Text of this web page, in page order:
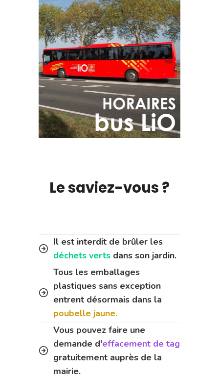
Le saviez-vous ?
Il est interdit de brûler les
déchets verts dans son jardin.
Tous les emballages
plastiques sans exception
entrent désormais dans la
poubelle jaune.
Vous pouvez faire une
demande d'effacement de tag
gratuitement auprès de la
mairie.